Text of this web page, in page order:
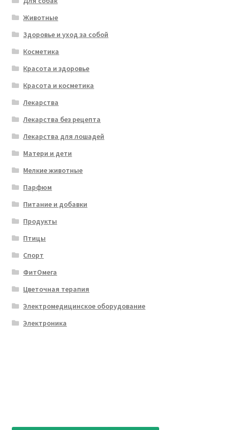
Животные
Здоровье и уход за собой
Косметика
Красота и здоровье
Красота и косметика
Лекарства
Лекарства без рецепта
Лекарства для лошадей
Матери и дети
Мелкие животные
Парфюм
Питание и добавки
Продукты
Птицы
Спорт
ФитОмега
Цветочная терапия
Электромедицинское оборудование
Электроника